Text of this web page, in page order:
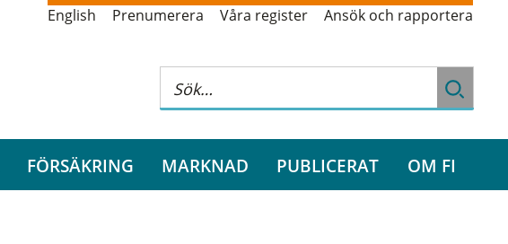
English Prenumerera Våra register Ansök och rapportera
FÖRSÄKRING MARKNAD PUBLICERAT OM FI